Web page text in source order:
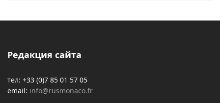
Редакция сайта
тел: +33 (0)7 85 01 57 05
email: info@rusmonaco.fr